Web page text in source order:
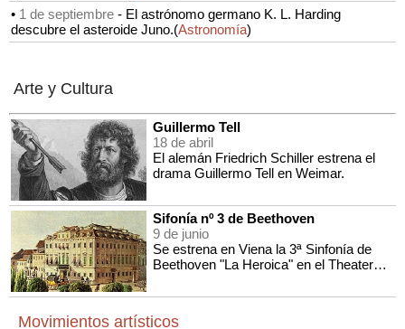
• 1 de septiembre - El astrónomo germano K. L. Harding
descubre el asteroide Juno.(Astronomía)
Arte y Cultura
Guillermo Tell
18 de abril
El alemán Friedrich Schiller estrena el
drama Guillermo Tell en Weimar.
Sifonía nº 3 de Beethoven
9 de junio
Se estrena en Viena la 3ª Sinfonía de
Beethoven "La Heroica" en el Theater
Movimientos artísticos